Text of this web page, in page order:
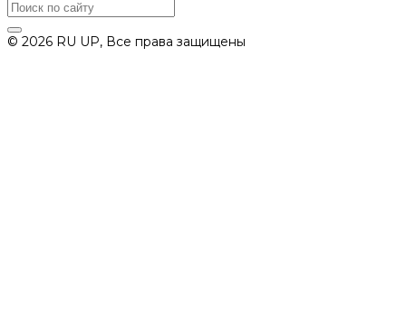
© 2026 RU UP, Все права защищены